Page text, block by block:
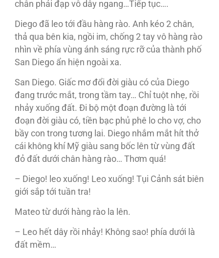
chân phải đạp vô dây ngang…Tiếp tục….
Diego đã leo tới đầu hàng rào. Anh kéo 2 chân,
thả qua bên kia, ngồi im, chống 2 tay vô hàng rào
nhìn về phía vùng ánh sáng rực rỡ của thành phố
San Diego ẩn hiện ngoài xa.
San Diego. Giấc mơ đổi đời giàu có của Diego
đang trước mắt, trong tầm tay… Chỉ tuột nhẹ, rồi
nhảy xuống đất. Đi bộ một đoạn đường là tới
đoạn đời giàu có, tiền bạc phủ phê lo cho vợ, cho
bầy con trong tương lai. Diego nhắm mắt hít thở
cái không khí Mỹ giàu sang bốc lên từ vùng đất
đỏ đất dưới chân hàng rào… Thơm quá!
– Diego! leo xuống! Leo xuống! Tụi Cảnh sát biên
giới sắp tới tuần tra!
Mateo từ dưới hàng rào la lên.
– Leo hết dây rồi nhảy! Không sao! phía dưới là
đất mềm…